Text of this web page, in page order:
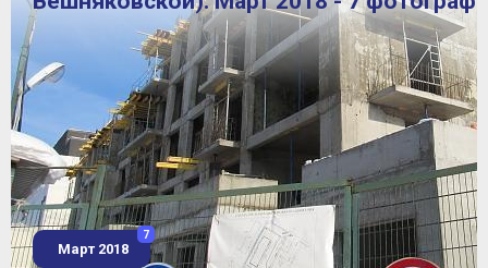
Март 2018
7